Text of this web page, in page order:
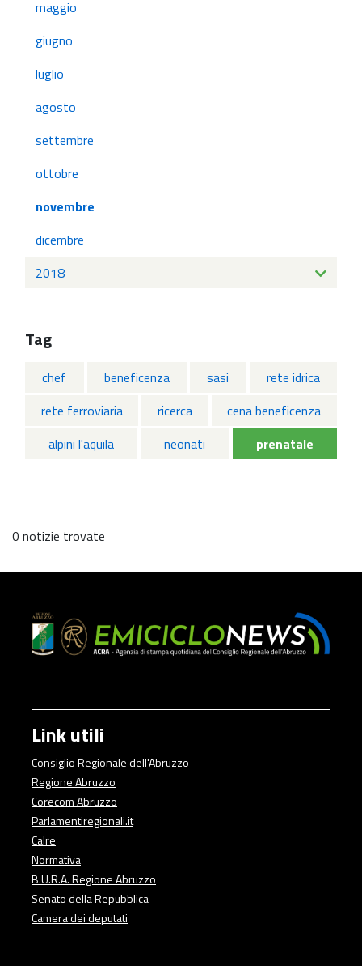
maggio
giugno
luglio
agosto
settembre
ottobre
novembre
dicembre
2018
Tag
chef beneficenza sasi
rete idrica
rete ferroviaria
ricerca
cena beneficenza
alpini l'aquila
neonati prenatale
0 notizie trovate
Link utili
Consiglio Regionale dell'Abruzzo
Regione Abruzzo
Corecom Abruzzo
Parlamentiregionali.it
Calre
Normativa
B.U.R.A. Regione Abruzzo
Senato della Repubblica
Camera dei deputati